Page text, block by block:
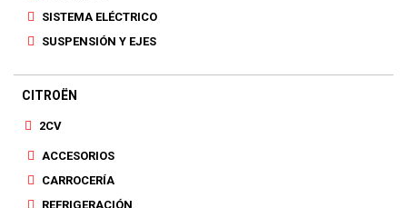
SISTEMA ELÉCTRICO
SUSPENSIÓN Y EJES
CITROËN
2CV
ACCESORIOS
CARROCERÍA
REFRIGERACIÓN